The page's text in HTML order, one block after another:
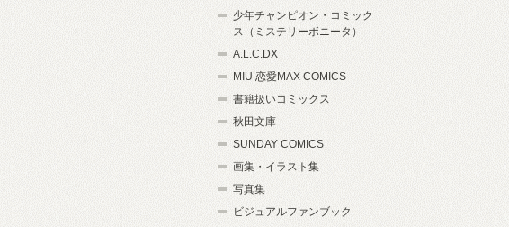
少年チャンピオン・コミック
ス（ミステリーボニータ）
A.L.C.DX
MIU 恋愛MAX COMICS
書籍扱いコミックス
秋田文庫
SUNDAY COMICS
画集・イラスト集
写真集
ビジュアルファンブック